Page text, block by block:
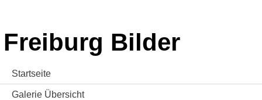
Freiburg Bilder
Startseite
Galerie Übersicht